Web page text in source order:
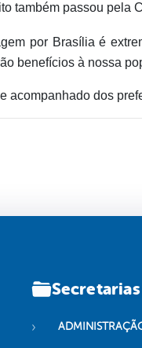
também passou pela
por Brasília é
benefícios à nossa
acompanhado dos